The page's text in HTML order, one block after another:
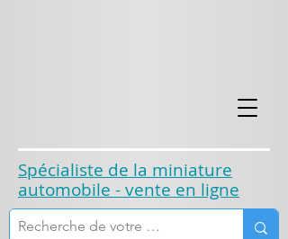
​Spécialiste de la miniature
automobile - vente en ligne